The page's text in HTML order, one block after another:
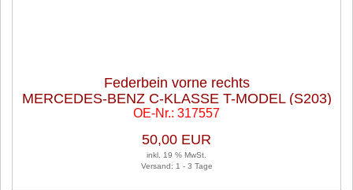
Federbein vorne rechts
MERCEDES-BENZ C-KLASSE T-MODEL (S203)
C 180 KOMPRESSOR
OE-Nr.: 317557
50,00 EUR
inkl. 19 % MwSt.
Versand: 1 - 3 Tage